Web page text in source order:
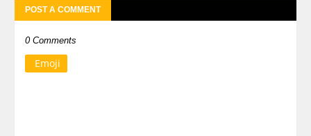
POST A COMMENT
0 Comments
Emoji